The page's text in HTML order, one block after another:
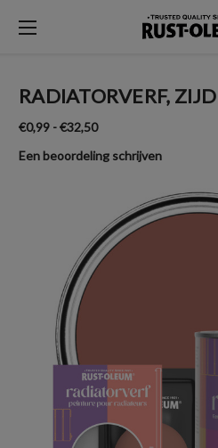
RADIATORVERF,
€0,99 - €32,50
Een beoordeling schrijven